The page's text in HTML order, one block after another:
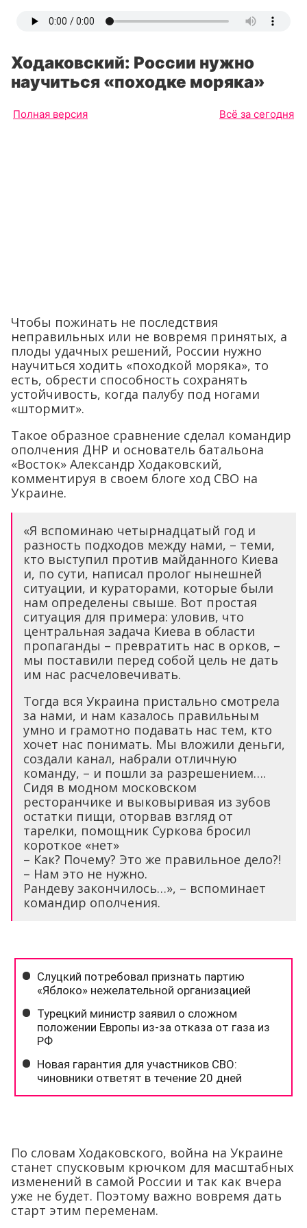
Ходаковский: России нужно
научиться «походке моряка»
Полная версия Всё за сегодня
Чтобы пожинать не последствия
неправильных или не вовремя принятых, а
плоды удачных решений, России нужно
научиться ходить «походкой моряка», то
есть, обрести способность сохранять
устойчивость, когда палубу под ногами
«штормит».
Такое образное сравнение сделал командир
ополчения ДНР и основатель батальона
«Восток» Александр Ходаковский,
комментируя в своем блоге ход СВО на
Украине.
«Я вспоминаю четырнадцатый год и
разность подходов между нами, – теми,
кто выступил против майданного Киева
и, по сути, написал пролог нынешней
ситуации, и кураторами, которые были
нам определены свыше. Вот простая
ситуация для примера: уловив, что
центральная задача Киева в области
пропаганды – превратить нас в орков, –
мы поставили перед собой цель не дать
им нас расчеловечивать.
Тогда вся Украина пристально смотрела
за нами, и нам казалось правильным
умно и грамотно подавать нас тем, кто
хочет нас понимать. Мы вложили деньги,
создали канал, набрали отличную
команду, – и пошли за разрешением….
Сидя в модном московском
ресторанчике и выковыривая из зубов
остатки пищи, оторвав взгляд от
тарелки, помощник Суркова бросил
короткое «нет»
– Как? Почему? Это же правильное дело?!
– Нам это не нужно.
Рандеву закончилось…», – вспоминает
командир ополчения.
По словам Ходаковского, война на Украине
станет спусковым крючком для масштабных
изменений в самой России и так как вчера
уже не будет. Поэтому важно вовремя дать
старт этим переменам.